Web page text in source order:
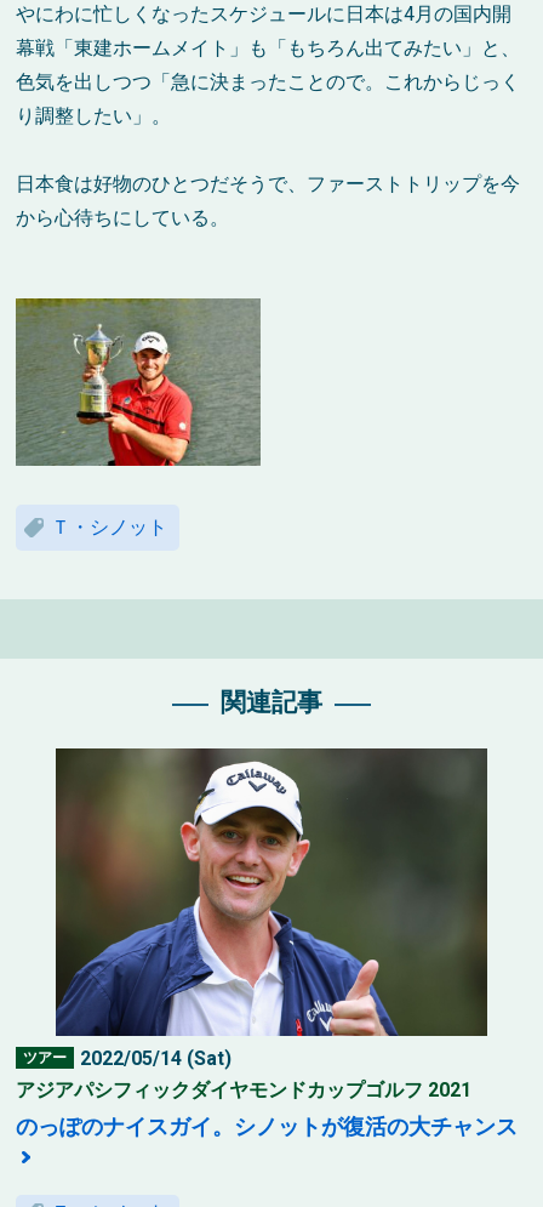
やにわに忙しくなったスケジュールに日本は4月の国内開
幕戦「東建ホームメイト」も「もちろん出てみたい」と、
色気を出しつつ「急に決まったことので。これからじっく
り調整したい」。
日本食は好物のひとつだそうで、ファーストトリップを今
から心待ちにしている。
Ｔ・シノット
関連記事
ツアー
2022/05/14 (Sat)
アジアパシフィックダイヤモンドカップゴルフ 2021
のっぽのナイスガイ。シノットが復活の大チャンス